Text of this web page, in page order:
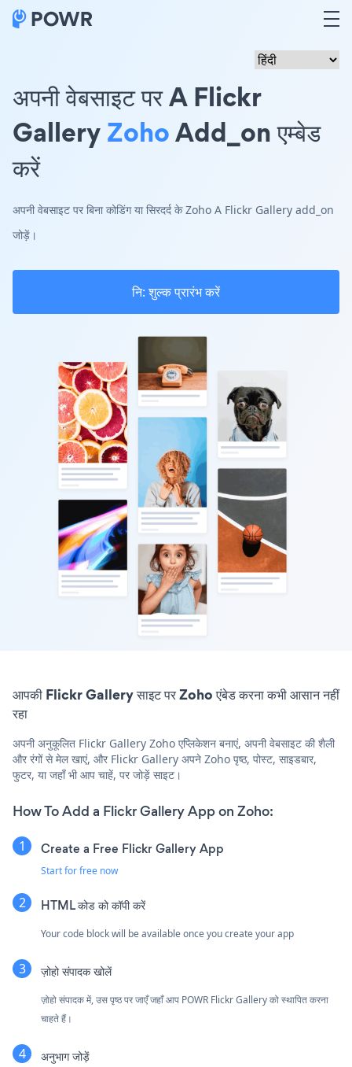
अपनी वेबसाइट पर A Flickr
GalleryZohoAdd_on एम्बेड
करें
अपनी वेबसाइट पर बिना कोडिंग या सिरदर्द के Zoho A Flickr Gallery add_on
जोड़ें।
नि: शुल्क प्रारंभ करें
आपकी Flickr Gallery साइट पर Zoho एंबेड करना कभी आसान नहीं
रहा
अपनी अनुकूलित Flickr Gallery Zoho एप्लिकेशन बनाएं, अपनी वेबसाइट की शैली
और रंगों से मेल खाएं, और Flickr Gallery अपने Zoho पृष्ठ, पोस्ट, साइडबार,
फुटर, या जहाँ भी आप चाहें, पर जोड़ें साइट।
How To Add a Flickr Gallery App on Zoho:
Create a Free Flickr Gallery App
Start for free now
HTML कोड को कॉपी करें
Your code block will be available once you create your app
ज़ोहो संपादक खोलें
ज़ोहो संपादक में, उस पृष्ठ पर जाएँ जहाँ आप POWR Flickr Gallery को स्थापित करना
चाहते हैं।
अनुभाग जोड़ें